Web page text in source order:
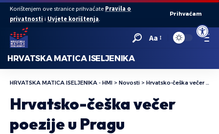
Open
Korištenjem ove stranice prihvaćate Pravila o
privatnosti i Uvjete korištenja.
Prihvaćam
Aa
HRVATSKA MATICA ISELJENIKA
HRVATSKA MATICA ISELJENIKA - HMI > Novosti > Hrvatsko-češka večer poezije u Pragu
Hrvatsko-češka večer
poezije u Pragu